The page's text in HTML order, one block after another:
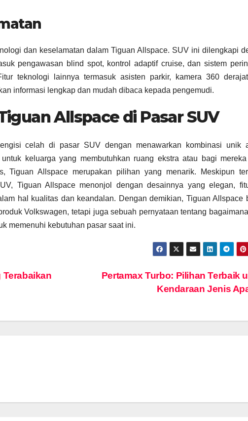
dan keselamatan dalam Tiguan Allspace. SUV ini dilengkapi
pengawasan blind spot, kontrol adaptif cruise, dan sistem
teknologi lainnya termasuk asisten parkir, kamera 360
informasi lengkap dan mudah dibaca kepada pengemudi.
Allspace di Pasar SUV
celah di pasar SUV dengan menawarkan kombinasi unik
keluarga yang membutuhkan ruang ekstra atau bagi
Tiguan Allspace merupakan pilihan yang menarik. Meskipun
Tiguan Allspace menonjol dengan desainnya yang elegan,
hal kualitas dan keandalan. Dengan demikian, Tiguan Allspace
Volkswagen, tetapi juga sebuah pernyataan tentang
memenuhi kebutuhan pasar saat ini.
Pertamax Turbo: Pilihan Terbaik
Kendaraan Jenis